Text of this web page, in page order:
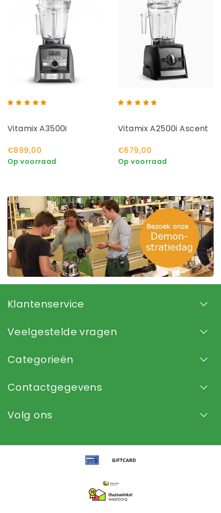
Vitamix A3500i
€899,00
Op voorraad
Vitamix A2500i Ascent
€679,00
Op voorraad
Klantenservice
Veelgestelde vragen
Categorieën
Contactgegevens
Volg ons